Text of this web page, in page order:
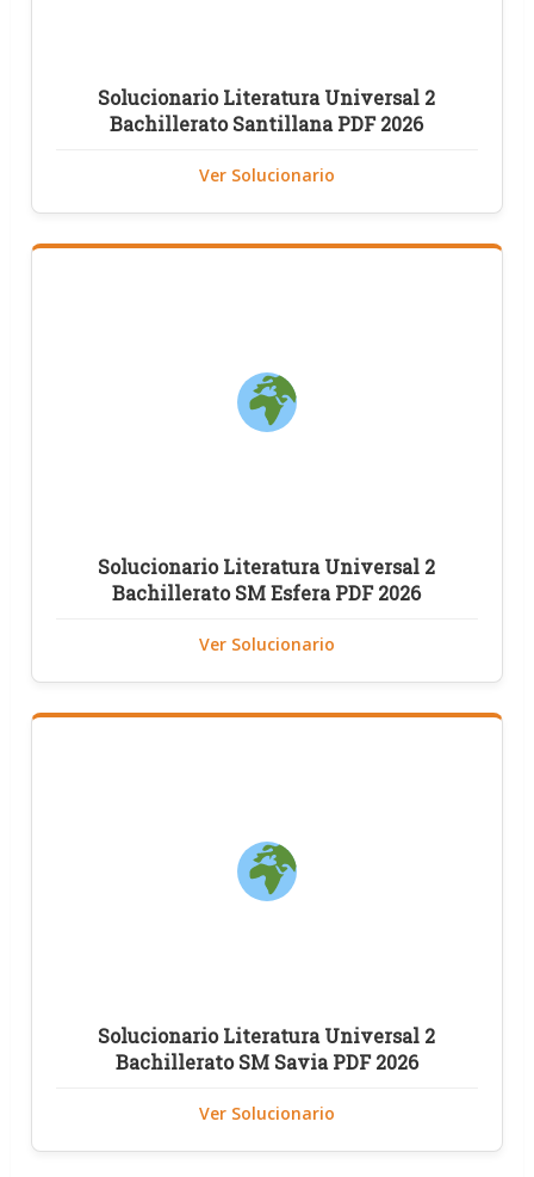
Solucionario Literatura Universal 2
Bachillerato Santillana PDF 2026
Ver Solucionario
Solucionario Literatura Universal 2
Bachillerato SM Esfera PDF 2026
Ver Solucionario
Solucionario Literatura Universal 2
Bachillerato SM Savia PDF 2026
Ver Solucionario